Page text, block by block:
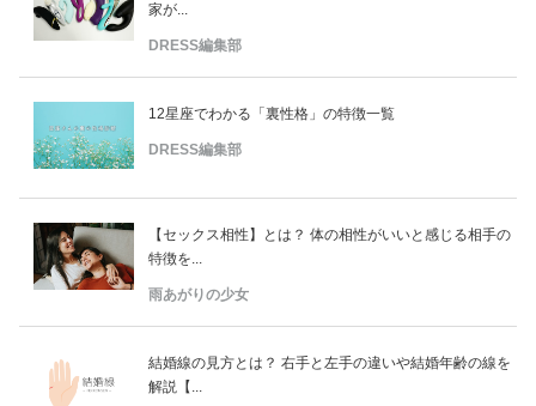
家が...
DRESS編集部
12星座でわかる「裏性格」の特徴一覧
DRESS編集部
【セックス相性】とは？ 体の相性がいいと感じる相手の
特徴を...
雨あがりの少女
結婚線の見方とは？ 右手と左手の違いや結婚年齢の線を
解説【...